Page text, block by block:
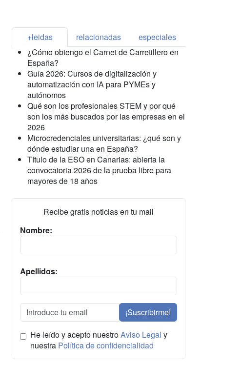
+leidas relacionadas
especiales
¿Cómo obtengo el Carnet de Carretillero en
España?
Guía 2026: Cursos de digitalización y
automatización con IA para PYMEs y
autónomos
Qué son los profesionales STEM y por qué
son los más buscados por las empresas en el
2026
Microcredenciales universitarias: ¿qué son y
dónde estudiar una en España?
Título de la ESO en Canarias: abierta la
convocatoria 2026 de la prueba libre para
mayores de 18 años
Recibe gratis noticias en tu mail
Nombre:
Apellidos:
¡Suscribirme!
He leído y acepto nuestroAviso Legal y
nuestra Política de confidencialidad